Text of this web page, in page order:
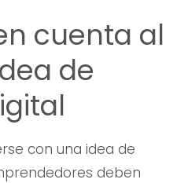
cuenta al
de
con una idea de
deben